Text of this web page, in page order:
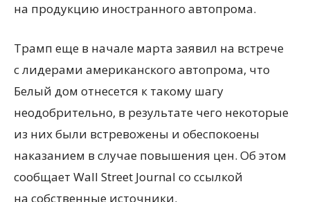
на продукцию иностранного автопрома.
Трамп еще в начале марта заявил на встрече
с лидерами американского автопрома, что
Белый дом отнесется к такому шагу
неодобрительно, в результате чего некоторые
из них были встревожены и обеспокоены
наказанием в случае повышения цен. Об этом
сообщает Wall Street Journal со ссылкой
на собственные источники.